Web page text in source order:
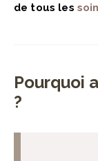
de tous les
Pourquoi
?